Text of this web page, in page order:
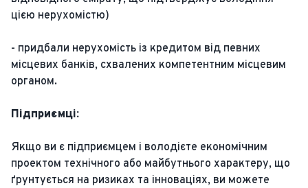
цією нерухомістю)
- придбали нерухомість із кредитом від певних
місцевих банків, схвалених компетентним місцевим
органом.
Підприємці:
Якщо ви є підприємцем і володієте економічним
проектом технічного або майбутнього характеру, що
ґрунтується на ризиках та інноваціях, ви можете